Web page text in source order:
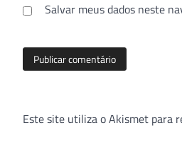
Salvar meus dados neste
Este site utiliza o Akismet para